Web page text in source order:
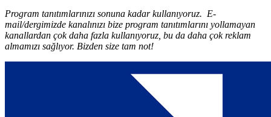
Program tanıtımlarınızı sonuna kadar kullanıyoruz. E-
mail/dergimizde kanalınızı bize program tanıtımlarını yollamayan
kanallardan çok daha fazla kullanıyoruz, bu da daha çok reklam
almamızı sağlıyor. Bizden size tam not!